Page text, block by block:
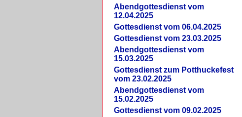
Abendgottesdienst vom
12.04.2025
Gottesdienst vom 06.04.2025
Gottesdienst vom 23.03.2025
Abendgottesdienst vom
15.03.2025
Gottesdienst zum Potthuckefest
vom 23.02.2025
Abendgottesdienst vom
15.02.2025
Gottesdienst vom 09.02.2025